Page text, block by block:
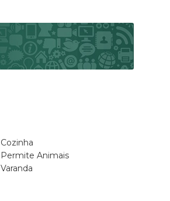
Cozinha
Permite Animais
Varanda